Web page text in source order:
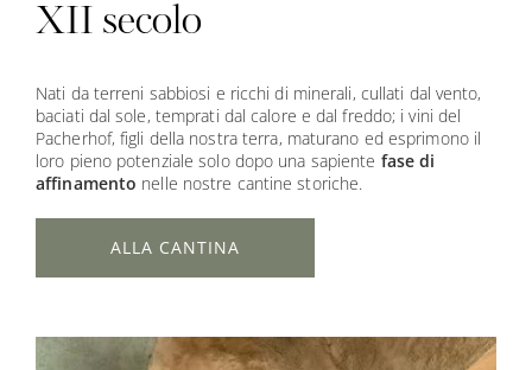
XII secolo
Nati da terreni sabbiosi e ricchi di minerali, cullati dal vento,
baciati dal sole, temprati dal calore e dal freddo; i vini del
Pacherhof, figli della nostra terra, maturano ed esprimono il
loro pieno potenziale solo dopo una sapiente fase di
affinamento nelle nostre cantine storiche.
ALLA CANTINA